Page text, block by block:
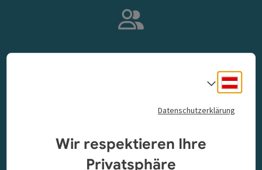
Gemeinsam auf den Spuren der Römer
Gruppenprogramme
Mehr Info
Datenschutzerklärung
Wir respektieren Ihre
Privatsphäre